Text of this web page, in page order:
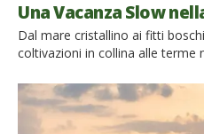
Una Vacanza Slow
Dal mare cristallino ai fitti
coltivazioni in collina alle terme
scoprendo la varietà dei suoi
storia attraverso le importanti
etrusche e le mura medicee e